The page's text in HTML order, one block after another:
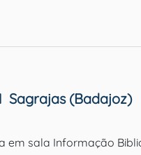
Sagrajas (Badajoz)
em sala Informação